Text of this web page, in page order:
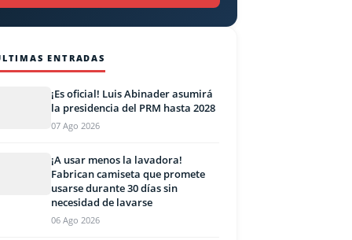
ENTRADAS
¡Es oficial! Luis Abinader asumirá
la presidencia del PRM hasta 2028
07 Ago 2026
¡A usar menos la lavadora!
Fabrican camiseta que promete
usarse durante 30 días sin
necesidad de lavarse
06 Ago 2026